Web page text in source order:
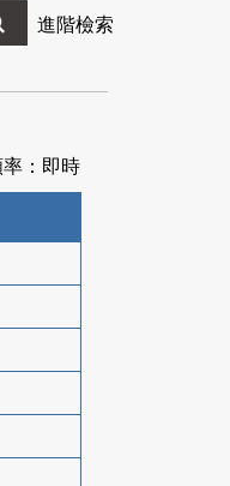
進階檢索
：即時